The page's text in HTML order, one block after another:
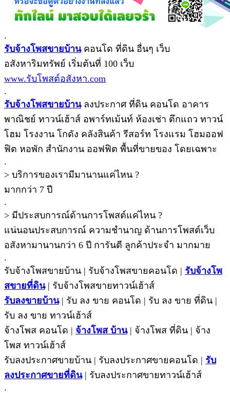
.
รับจ้างโพสขายบ้านคอนโด ที่ดิน อื่นๆ เว็บ
อสังหาริมทรัพย์ เริ่มต้นที่ 100 เว็บ
www.รับโพสต์อสังหา.com
.
รับจ้างโพสขายบ้านลงประกาศ ที่ดิน คอนโด อาคาร
พาณิชย์ ทาวน์เฮ้าส์ อพาร์ทเม้นท์ ห้องเช่า ตึกแถว ทาวน์
โฮม โรงงาน โกดัง คลังสินค้า รีสอร์ท โรงแรม โฮมออฟ
ฟิต หอพัก สำนักงาน ออฟฟิต พื้นที่ขายของ โดยเฉพาะ
.
> บริการของเรามีมานานแค่ไหน ?
มากกว่า 7 ปี
.
> มีประสบการณ์ด้านการโพสต์แค่ไหน ?
แน่นอนประสบการณ์ ความชํานาญ ด้านการโพสต์เว็บ
อสังหามานานกว่า 6 ปี การันตี ลูกค้าประจำ มากมาย
.
รับจ้างโพสขายบ้าน | รับจ้างโพสขายคอนโด | รับจ้างโพ
สขายที่ดิน| รับจ้างโพสขายทาวน์เฮ้าส์
รับลงขายบ้าน| รับ ลง ขาย คอนโด | รับ ลง ขาย ที่ดิน |
รับ ลง ขาย ทาวน์เฮ้าส์
จ้างโพส คอนโด | จ้างโพส บ้าน| จ้างโพส ที่ดิน | จ้าง
โพส ทาวน์เฮ้าส์
รับลงประกาศขายบ้าน | รับลงประกาศขายคอนโด | รับ
ลงประกาศขายที่ดิน| รับลงประกาศขายทาวน์เฮ้าส์
.